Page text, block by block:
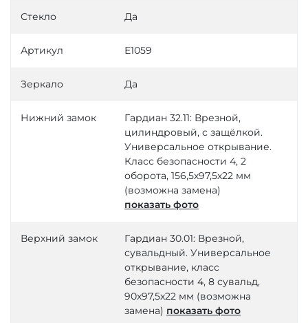
Стекло Да
Артикул Е1059
Зеркало Да
Нижний замок
Гардиан 32.11: Врезной,
цилиндровый, с защёлкой.
Универсальное открывание.
Класс безопасности 4, 2
оборота, 156,5х97,5х22 мм
(возможна замена)
показать фото
Верхний замок
Гардиан 30.01: Врезной,
сувальдный. Универсальное
открывание, класс
безопасности 4, 8 сувальд,
90х97,5х22 мм (возможна
замена) показать фото